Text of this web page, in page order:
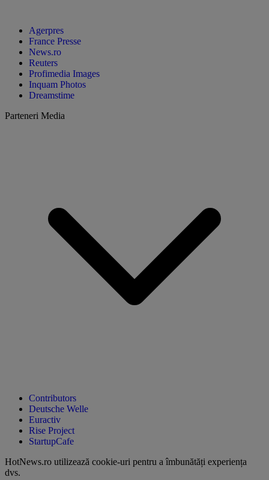
Agerpres
France Presse
News.ro
Reuters
Profimedia Images
Inquam Photos
Dreamstime
Parteneri Media
Contributors
Deutsche Welle
Euractiv
Rise Project
StartupCafe
HotNews.ro utilizează cookie-uri pentru a îmbunătăți experiența
dvs.